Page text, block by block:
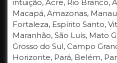
intuição, Acre, Rio Branco,
Macapá, Amazonas,
Fortaleza, Espírito Santo,
Maranhão, São Luís, Mato
Grosso do Sul, Campo
Horizonte, Pará, Belém,